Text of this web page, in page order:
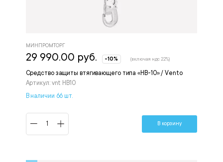
Средство защиты втягивающего типа «НВ-10» / Vento
Артикул: vnt HB10
МИНПРОМТОРГ
29 990.00 руб. -10% (включая ндс 22%)
В наличии 66 шт.
В корзину